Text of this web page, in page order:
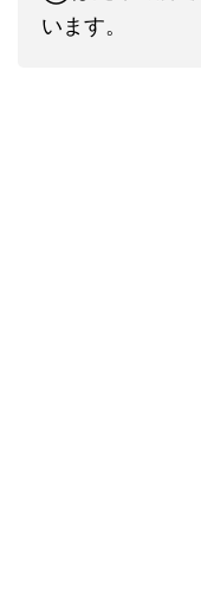
います。